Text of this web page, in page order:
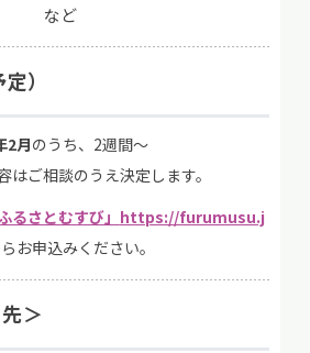
学 など
）
2月のうち、2週間〜
ご相談のうえ決定します。
ふるさとむすび」 https://furumusu.j
お申込みください。
＞